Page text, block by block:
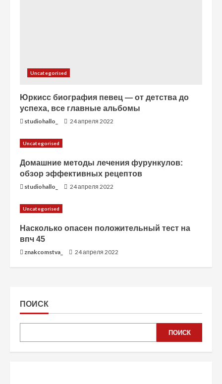
Uncategorised
Юркисс биография певец — от детства до
успеха, все главные альбомы
studiohallo_ 24 апреля 2022
Uncategorised
Домашние методы лечения фурункулов:
обзор эффективных рецептов
studiohallo_ 24 апреля 2022
Uncategorised
Насколько опасен положительный тест на
впч 45
znakcomstva_ 24 апреля 2022
ПОИСК
ПОИСК